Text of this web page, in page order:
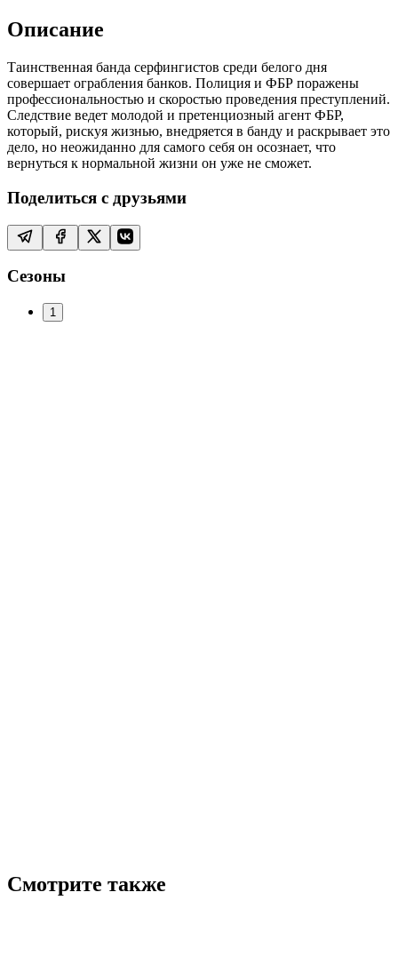
Описание
Таинственная банда серфингистов среди белого дня
совершает ограбления банков. Полиция и ФБР поражены
профессиональностью и скоростью проведения преступлений.
Следствие ведет молодой и претенциозный агент ФБР,
который, рискуя жизнью, внедряется в банду и раскрывает это
дело, но неожиданно для самого себя он осознает, что
вернуться к нормальной жизни он уже не сможет.
Поделиться с друзьями
Сезоны
1
Смотрите также